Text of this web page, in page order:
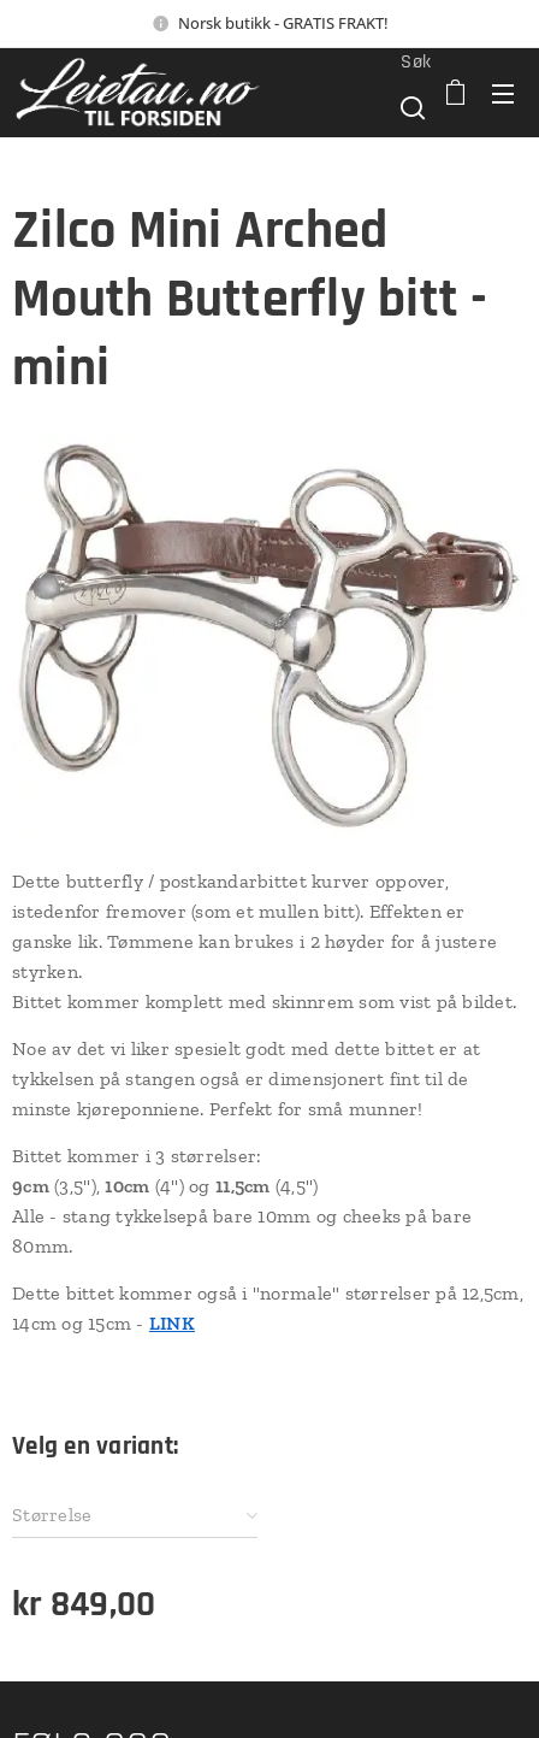
Norsk butikk - GRATIS FRAKT!
Søk
Zilco Mini Arched
Mouth Butterfly bitt -
mini
Dette butterfly / postkandarbittet kurver oppover,
istedenfor fremover (som et mullen bitt). Effekten er
ganske lik. Tømmene kan brukes i 2 høyder for å justere
styrken.
Bittet kommer komplett med skinnrem som vist på bildet.
Noe av det vi liker spesielt godt med dette bittet er at
tykkelsen på stangen også er dimensjonert fint til de
minste kjøreponniene. Perfekt for små munner!
Bittet kommer i 3 størrelser:
9cm(3,5''),10cm (4'') og11,5cm (4,5'')
Alle - stang tykkelsepå bare 10mm og cheeks på bare
80mm.
Dette bittet kommer også i "normale" størrelser på 12,5cm,
14cm og 15cm - LINK
Velg en variant:
Størrelse
kr 849,00